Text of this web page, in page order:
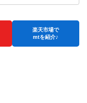
楽天市場で
mtを紹介♪